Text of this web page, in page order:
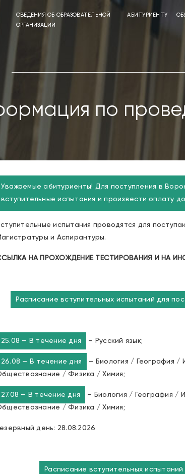
СВЕДЕНИЯ ОБ ОБРАЗОВАТЕЛЬНОЙ
ОРГАНИЗАЦИИ
АБИТУРИЕНТУ
по
Уважаемые абитуриенты! Для поступления в
вступительные испытания и произвести оплату
испытания проводятся для
и Аспирантуры.
НА ПРОХОЖДЕНИЕ ТЕСТИРОВАНИЯ И НА
Расписание вступительных испытаний для
25.08 — В течение дня – Русский язык;
26.08 — В течение дня
– Биология / География
/ Физика / Химия;
27.08 — В течение дня
– Биология / География /
/ Физика / Химия;
день: 28.08.2026
Расписание вступительных